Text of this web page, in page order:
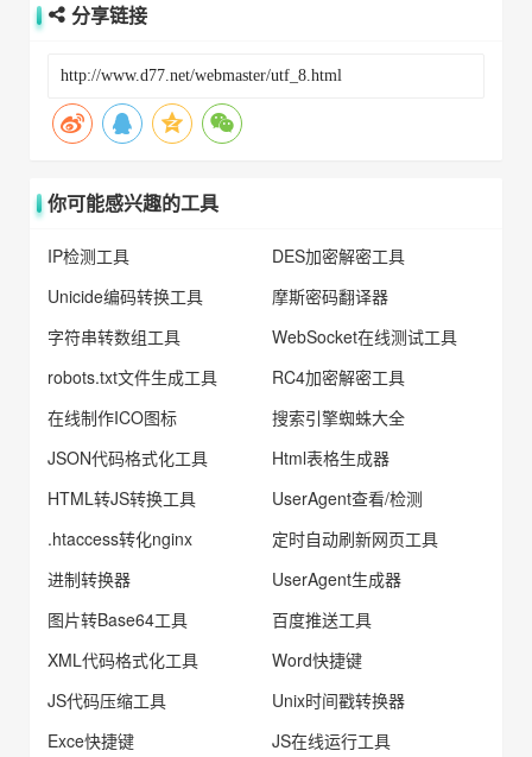
分享链接
你可能感兴趣的工具
IP检测工具
DES加密解密工具
Unicide编码转换工具
摩斯密码翻译器
字符串转数组工具
WebSocket在线测试工具
robots.txt文件生成工具
RC4加密解密工具
在线制作ICO图标
搜索引擎蜘蛛大全
JSON代码格式化工具
Html表格生成器
HTML转JS转换工具
UserAgent查看/检测
.htaccess转化nginx
定时自动刷新网页工具
进制转换器
UserAgent生成器
图片转Base64工具
百度推送工具
XML代码格式化工具
Word快捷键
JS代码压缩工具
Unix时间戳转换器
Exce快捷键
JS在线运行工具